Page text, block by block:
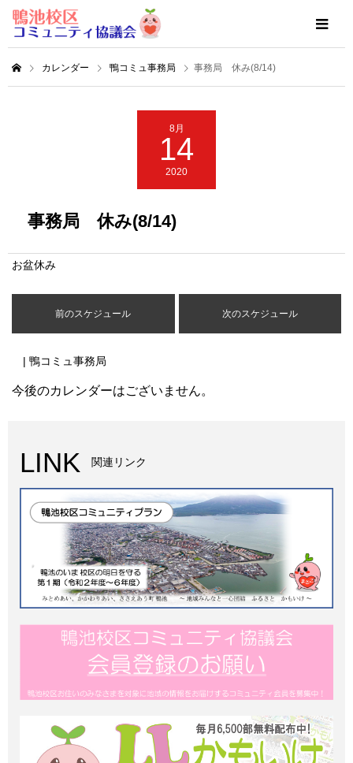
カレンダー 鴨コミュ事務局 事務局 休み(8/14)
8月
14
2020
事務局 休み(8/14)
お盆休み
前のスケジュール 次のスケジュール
| 鴨コミュ事務局
今後のカレンダーはございません。
LINK 関連リンク